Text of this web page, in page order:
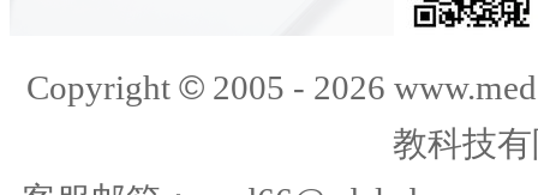
Copyright ©2005 - 2026
教科技